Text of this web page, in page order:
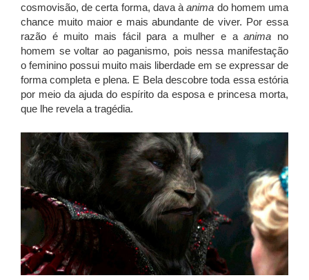
cosmovisão, de certa forma, dava àanima do homem uma
chance muito maior e mais abundante de viver. Por essa
razão é muito mais fácil para a mulher e aanima no
homem se voltar ao paganismo, pois nessa manifestação
o feminino possui muito mais liberdade em se expressar de
forma completa e plena. E Bela descobre toda essa estória
por meio da ajuda do espírito da esposa e princesa morta,
que lhe revela a tragédia.